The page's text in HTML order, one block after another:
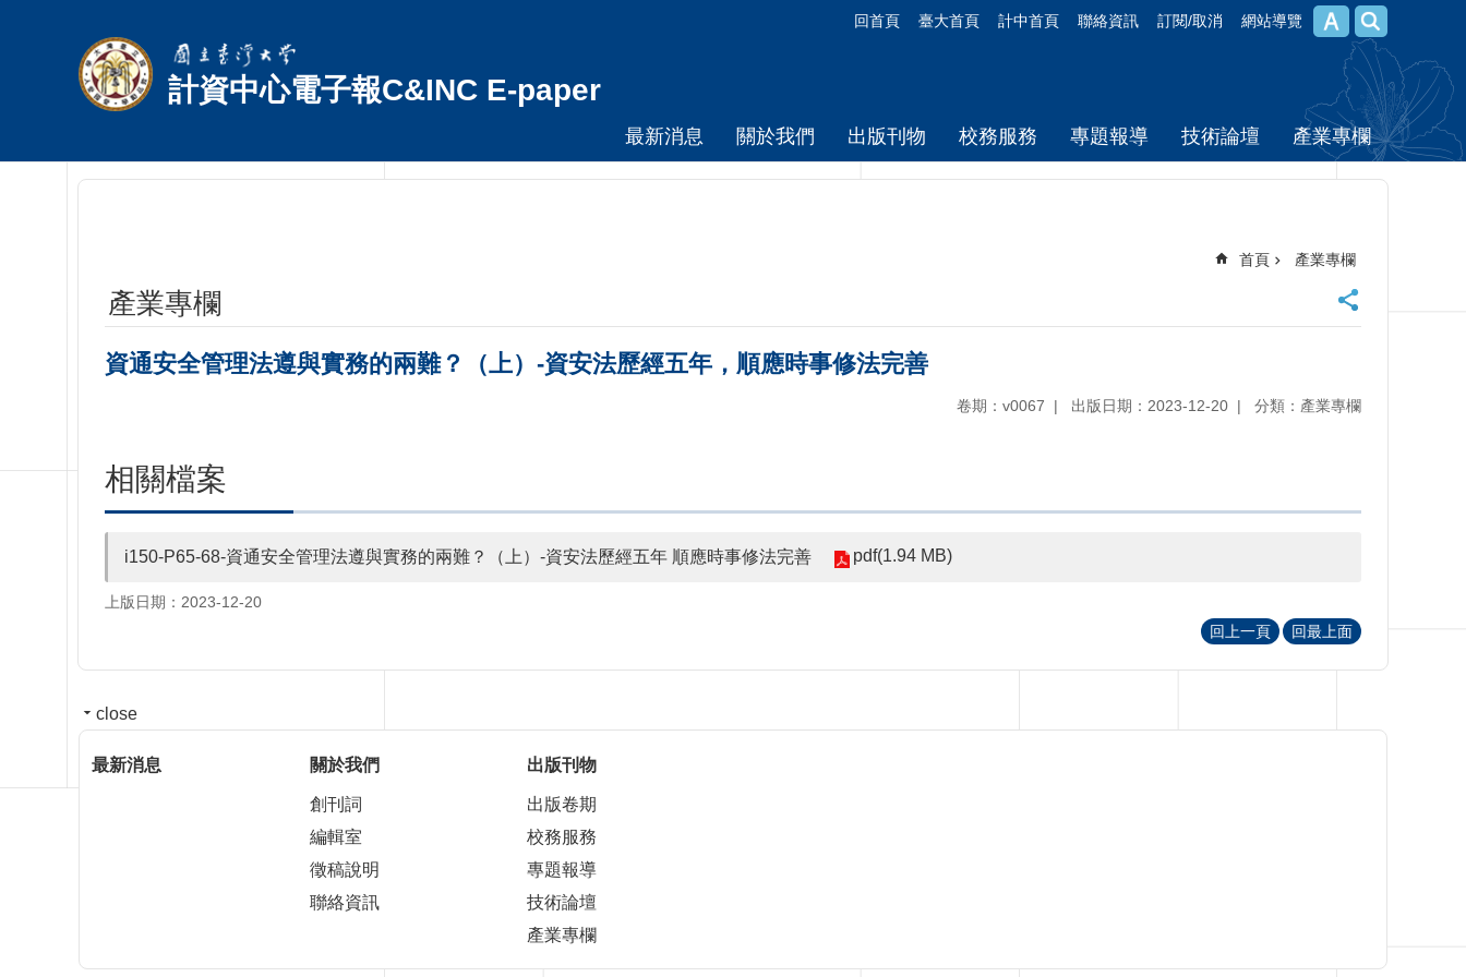
回首頁 臺大首頁 計中首頁 聯絡資訊 訂閱/取消 網站導覽
計資中心電子報C&INC E-paper
最新消息 關於我們 出版刊物 校務服務 專題報導 技術論壇 產業專欄
首頁 產業專欄
產業專欄
資通安全管理法遵與實務的兩難？（上）-資安法歷經五年，順應時事修法完善
卷期：v0067 出版日期：2023-12-20 分類：產業專欄
相關檔案
i150-P65-68-資通安全管理法遵與實務的兩難？（上）-資安法歷經五年 順應時事修法完善 pdf(1.94 MB)
上版日期：2023-12-20
回上一頁
回最上面
close
最新消息 關於我們
創刊詞
編輯室
徵稿說明
聯絡資訊
出版刊物
出版卷期
校務服務
專題報導
技術論壇
產業專欄